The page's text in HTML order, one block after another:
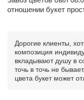
отношении букет
Дорогие клиенты,
композиция
вкладывают душу в
точь в точь не
цвета букет может